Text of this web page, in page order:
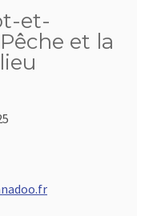
et-
et la